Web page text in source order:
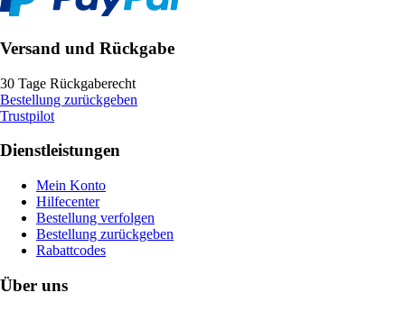
Versand und Rückgabe
30 Tage Rückgaberecht
Bestellung zurückgeben
Trustpilot
Dienstleistungen
Mein Konto
Hilfecenter
Bestellung verfolgen
Bestellung zurückgeben
Rabattcodes
Über uns